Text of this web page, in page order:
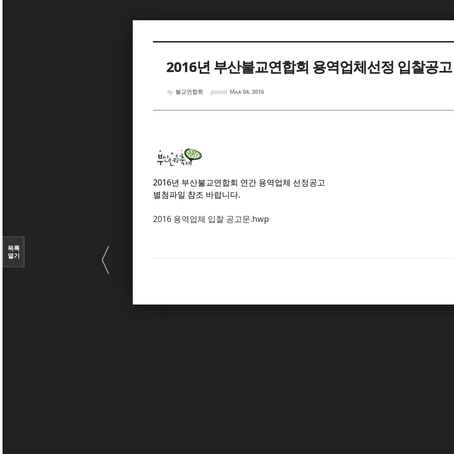
2016년 부산불교연합회 용역업체선정 입찰공고
by 불교연합회 posted Mar 04, 2016
2016년 부산불교연합회 연간 용역업체 선정공고
별첨파일 참조 바랍니다.
2016 용역업체 입찰 공고문.hwp
〈
목록
열기
Sketchbook5, 스케치북5
Sketchbook5, 스케치북5